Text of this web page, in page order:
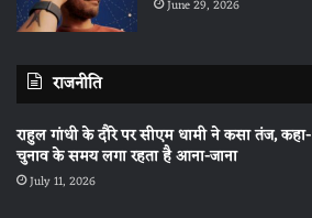
June 29, 2026
राजनीति
राहुल गांधी के दौरे पर सीएम धामी ने कसा तंज, कहा-
चुनाव के समय लगा रहता है आना-जाना
July 11, 2026